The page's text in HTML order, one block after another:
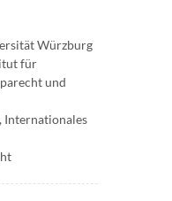
Würzburg
für
und
Internationales